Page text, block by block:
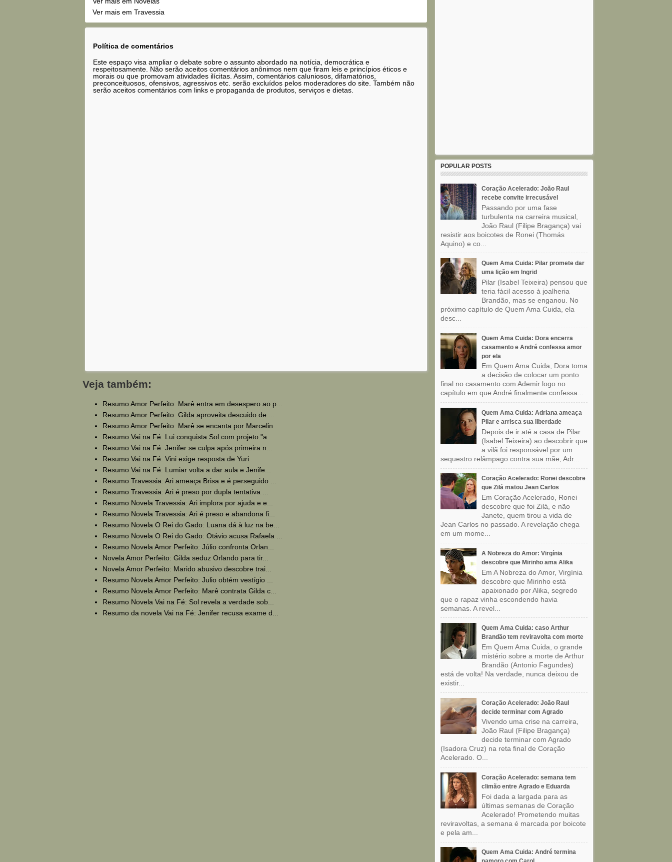
Ver mais em Travessia
Política de comentários
Este espaço visa ampliar o debate sobre o assunto abordado na notícia, democrática e
respeitosamente. Não serão aceitos comentários anônimos nem que firam leis e princípios éticos e
morais ou que promovam atividades ilícitas. Assim, comentários caluniosos, difamatórios,
preconceituosos, ofensivos, agressivos etc. serão excluídos pelos moderadores do site. Também não
serão aceitos comentários com links e propaganda de produtos, serviços e dietas.
Veja também:
Resumo Amor Perfeito: Marê entra em desespero ao p...
Resumo Amor Perfeito: Gilda aproveita descuido de ...
Resumo Amor Perfeito: Marê se encanta por Marcelin...
Resumo Vai na Fé: Lui conquista Sol com projeto "a...
Resumo Vai na Fé: Jenifer se culpa após primeira n...
Resumo Vai na Fé: Vini exige resposta de Yuri
Resumo Vai na Fé: Lumiar volta a dar aula e Jenife...
Resumo Travessia: Ari ameaça Brisa e é perseguido ...
Resumo Travessia: Ari é preso por dupla tentativa ...
Resumo Novela Travessia: Ari implora por ajuda e e...
Resumo Novela Travessia: Ari é preso e abandona fi...
Resumo Novela O Rei do Gado: Luana dá à luz na be...
Resumo Novela O Rei do Gado: Otávio acusa Rafaela ...
Resumo Novela Amor Perfeito: Júlio confronta Orlan...
Novela Amor Perfeito: Gilda seduz Orlando para tir...
Novela Amor Perfeito: Marido abusivo descobre trai...
Resumo Novela Amor Perfeito: Julio obtém vestígio ...
Resumo Novela Amor Perfeito: Marê contrata Gilda c...
Resumo Novela Vai na Fé: Sol revela a verdade sob...
Resumo da novela Vai na Fé: Jenifer recusa exame d...
POPULAR POSTS
Coração Acelerado: João Raul
recebe convite irrecusável
Passando por uma fase
turbulenta na carreira musical,
João Raul (Filipe Bragança) vai
resistir aos boicotes de Ronei (Thomás
Aquino) e co...
Quem Ama Cuida: Pilar promete dar
uma lição em Ingrid
Pilar (Isabel Teixeira) pensou que
teria fácil acesso à joalheria
Brandão, mas se enganou. No
próximo capítulo de Quem Ama Cuida, ela
desc...
Quem Ama Cuida: Dora encerra
casamento e André confessa amor
por ela
Em Quem Ama Cuida, Dora toma
a decisão de colocar um ponto
final no casamento com Ademir logo no
capítulo em que André finalmente confessa...
Quem Ama Cuida: Adriana ameaça
Pilar e arrisca sua liberdade
Depois de ir até a casa de Pilar
(Isabel Teixeira) ao descobrir que
a vilã foi responsável por um
sequestro relâmpago contra sua mãe, Adr...
Coração Acelerado: Ronei descobre
que Zilá matou Jean Carlos
Em Coração Acelerado, Ronei
descobre que foi Zilá, e não
Janete, quem tirou a vida de
Jean Carlos no passado. A revelação chega
em um mome...
A Nobreza do Amor: Virgínia
descobre que Mirinho ama Alika
Em A Nobreza do Amor, Virgínia
descobre que Mirinho está
apaixonado por Alika, segredo
que o rapaz vinha escondendo havia
semanas. A revel...
Quem Ama Cuida: caso Arthur
Brandão tem reviravolta com morte
Em Quem Ama Cuida, o grande
mistério sobre a morte de Arthur
Brandão (Antonio Fagundes)
está de volta! Na verdade, nunca deixou de
existir...
Coração Acelerado: João Raul
decide terminar com Agrado
Vivendo uma crise na carreira,
João Raul (Filipe Bragança)
decide terminar com Agrado
(Isadora Cruz) na reta final de Coração
Acelerado. O...
Coração Acelerado: semana tem
climão entre Agrado e Eduarda
Foi dada a largada para as
últimas semanas de Coração
Acelerado! Prometendo muitas
reviravoltas, a semana é marcada por boicote
e pela am...
Quem Ama Cuida: André termina